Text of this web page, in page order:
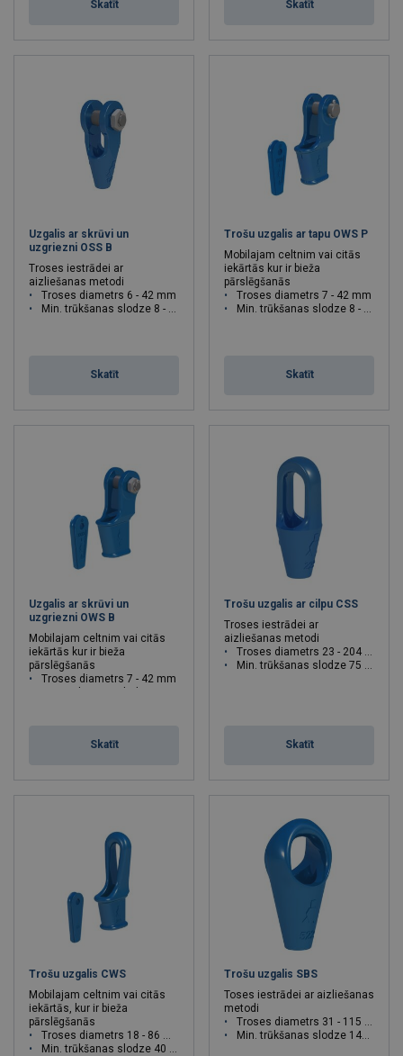
Skatīt Skatīt
Uzgalis ar skrūvi un
uzgriezni OSS B
Troses iestrādei ar
aizliešanas metodi
Troses diametrs 6 - 42 mm
Min. trūkšanas slodze 8 - 170 T
Skatīt
Trošu uzgalis ar tapu OWS P
Mobilajam celtnim vai citās
iekārtās kur ir bieža
pārslēgšanās
Troses diametrs 7 - 42 mm
Min. trūkšanas slodze 8 - 170 T
Skatīt
Uzgalis ar skrūvi un
uzgriezni OWS B
Mobilajam celtnim vai citās
iekārtās kur ir bieža
pārslēgšanās​​​​​​​
Troses diametrs 7 - 42 mm
Min. trūkšanas slodze 8 - 170 T
Skatīt
Trošu uzgalis ar cilpu CSS
Troses iestrādei ar
aizliešanas metodi
Troses diametrs 23 - 204 mm
Min. trūkšanas slodze 75 - 3200 T
Skatīt
Trošu uzgalis CWS
Mobilajam celtnim vai citās
iekārtās, kur ir bieža
pārslēgšanās
Troses diametrs 18 - 86 mm
Min. trūkšanas slodze 40 - 625 T
Trošu uzgalis SBS
Toses iestrādei ar aizliešanas
metodi
Troses diametrs 31 - 115 mm
Min. trūkšanas slodze 140 - 1000 T